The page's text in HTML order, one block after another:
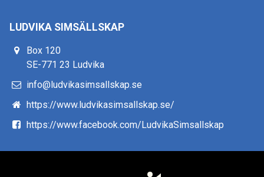
LUDVIKA SIMSÄLLSKAP
Box 120
SE-771 23 Ludvika
info@ludvikasimsallskap.se
https://www.ludvikasimsallskap.se/
https://www.facebook.com/LudvikaSimsallskap